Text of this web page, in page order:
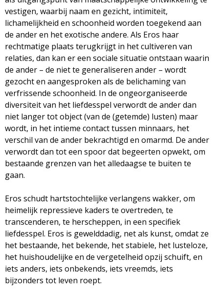
vestigen, waarbij naam en gezicht, intimiteit,
lichamelijkheid en schoonheid worden toegekend aan
de ander en het exotische andere. Als Eros haar
rechtmatige plaats terugkrijgt in het cultiveren van
relaties, dan kan er een sociale situatie ontstaan waarin
de ander – de niet te generaliseren ander – wordt
gezocht en aangesproken als de belichaming van
verfrissende schoonheid. In de ongeorganiseerde
diversiteit van het liefdesspel verwordt de ander dan
niet langer tot object (van de (getemde) lusten) maar
wordt, in het intieme contact tussen minnaars, het
verschil van de ander bekrachtigd en omarmd. De ander
verwordt dan tot een spoor dat begeerten opwekt, om
bestaande grenzen van het alledaagse te buiten te
gaan.
Eros schudt hartstochtelijke verlangens wakker, om
heimelijk repressieve kaders te overtreden, te
transcenderen, te herscheppen, in een specifiek
liefdesspel. Eros is gewelddadig, net als kunst, omdat ze
het bestaande, het bekende, het stabiele, het lusteloze,
het huishoudelijke en de vergetelheid opzij schuift, en
iets anders, iets onbekends, iets vreemds, iets
bijzonders tot leven roept.